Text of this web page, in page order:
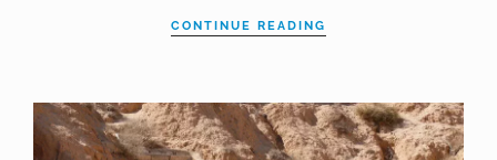
CONTINUE READING